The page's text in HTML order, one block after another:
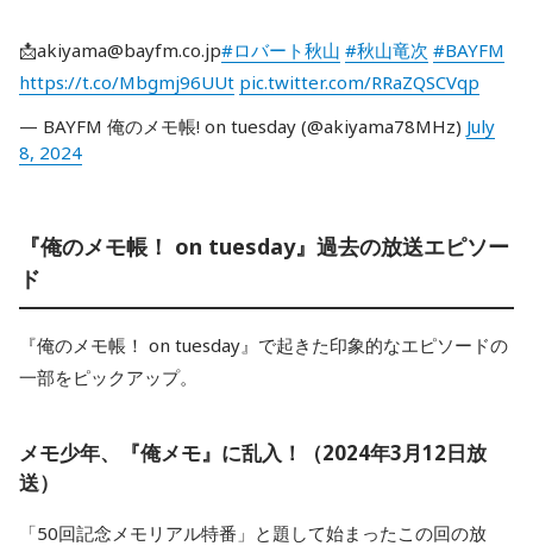
📩akiyama@bayfm.co.jp#ロバート秋山 #秋山竜次 #BAYFM
https://t.co/Mbgmj96UUt pic.twitter.com/RRaZQSCVqp
— BAYFM 俺のメモ帳! on tuesday (@akiyama78MHz) July
8, 2024
『俺のメモ帳！ on tuesday』過去の放送エピソー
ド
『俺のメモ帳！ on tuesday』で起きた印象的なエピソードの
一部をピックアップ。
メモ少年、『俺メモ』に乱入！（2024年3月12日放
送）
「50回記念メモリアル特番」と題して始まったこの回の放